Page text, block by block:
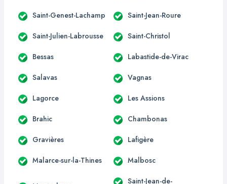
Saint-Genest-Lachamp Saint-Jean-Roure
Saint-Julien-Labrousse Saint-Christol
Bessas Labastide-de-Virac
Salavas Vagnas
Lagorce Les Assions
Brahic Chambonas
Gravières Lafigère
Malarce-sur-la-Thines Malbosc
Saint-Jean-de-